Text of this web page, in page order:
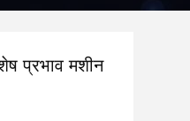
प्रभाव मशीन